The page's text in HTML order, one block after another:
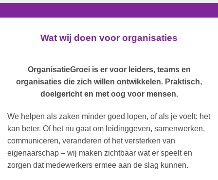
Wat wij doen voor organisaties
OrganisatieGroei is er voor leiders, teams en
organisaties die zich willen ontwikkelen. Praktisch,
doelgericht en met oog voor mensen.
We helpen als zaken minder goed lopen, of als je voelt: het
kan beter. Of het nu gaat om leidinggeven, samenwerken,
communiceren, veranderen of het versterken van
eigenaarschap – wij maken zichtbaar wat er speelt en
zorgen dat medewerkers ermee aan de slag kunnen.